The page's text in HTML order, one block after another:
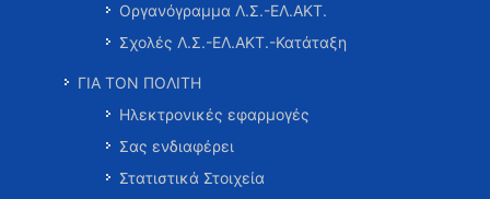
Οργανόγραμμα Λ.Σ.-ΕΛ.ΑΚΤ.
Σχολές Λ.Σ.-ΕΛ.ΑΚΤ.-Κατάταξη
ΓΙΑ ΤΟΝ ΠΟΛΙΤΗ
Ηλεκτρονικές εφαρμογές
Σας ενδιαφέρει
Στατιστικά Στοιχεία